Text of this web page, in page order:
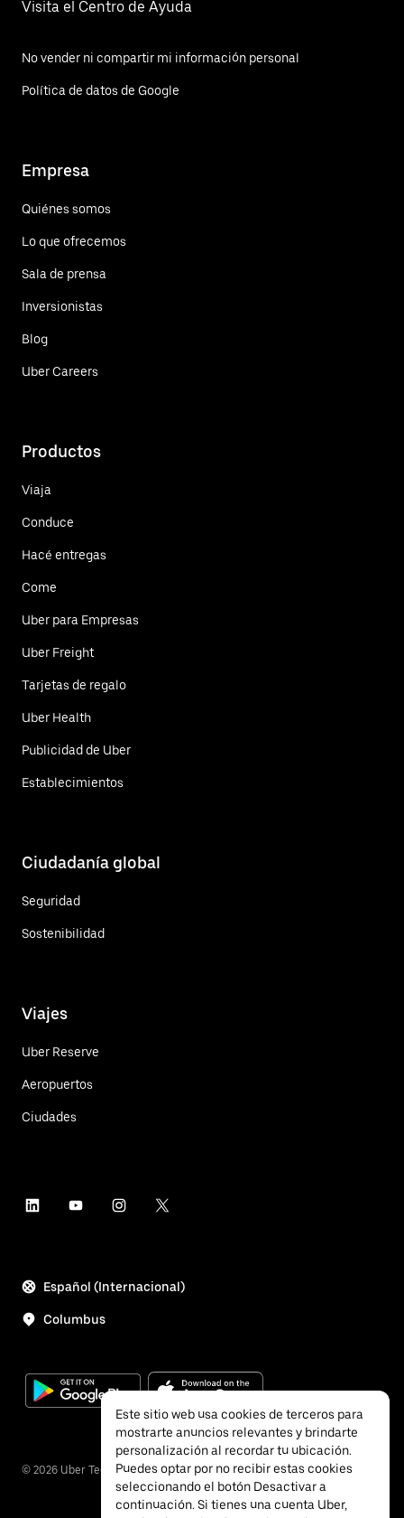
Visita el Centro de Ayuda
No vender ni compartir mi información personal
Política de datos de Google
Empresa
Quiénes somos
Lo que ofrecemos
Sala de prensa
Inversionistas
Blog
Uber Careers
Productos
Viaja
Conduce
Hacé entregas
Come
Uber para Empresas
Uber Freight
Tarjetas de regalo
Uber Health
Publicidad de Uber
Establecimientos
Ciudadanía global
Seguridad
Sostenibilidad
Viajes
Uber Reserve
Aeropuertos
Ciudades
Español (Internacional)
Columbus
© 2026 Uber Technologies Inc.
Este sitio web usa cookies de terceros para
mostrarte anuncios relevantes y brindarte
personalización al recordar tu ubicación.
Puedes optar por no recibir estas cookies
seleccionando el botón Desactivar a
continuación. Si tienes una cuenta Uber,